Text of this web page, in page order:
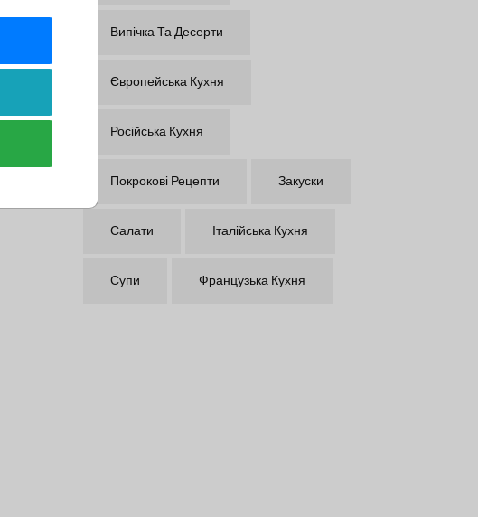
Випічка Та Десерти
Європейська Кухня
Російська Кухня
Покрокові Рецепти Закуски
Салати Італійська Кухня
Супи Французька Кухня